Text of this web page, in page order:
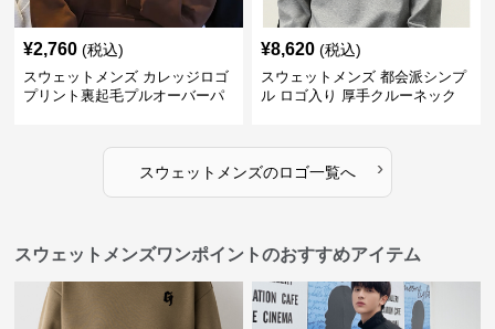
¥2,760 (税込)
スウェットメンズ カレッジロゴ
プリント裏起毛プルオーバーパ
¥8,620 (税込)
スウェットメンズ 都会派シンプ
ル ロゴ入り 厚手クルーネック
スウェットメンズのロゴ一覧へ ›
スウェットメンズワンポイントのおすすめアイテム